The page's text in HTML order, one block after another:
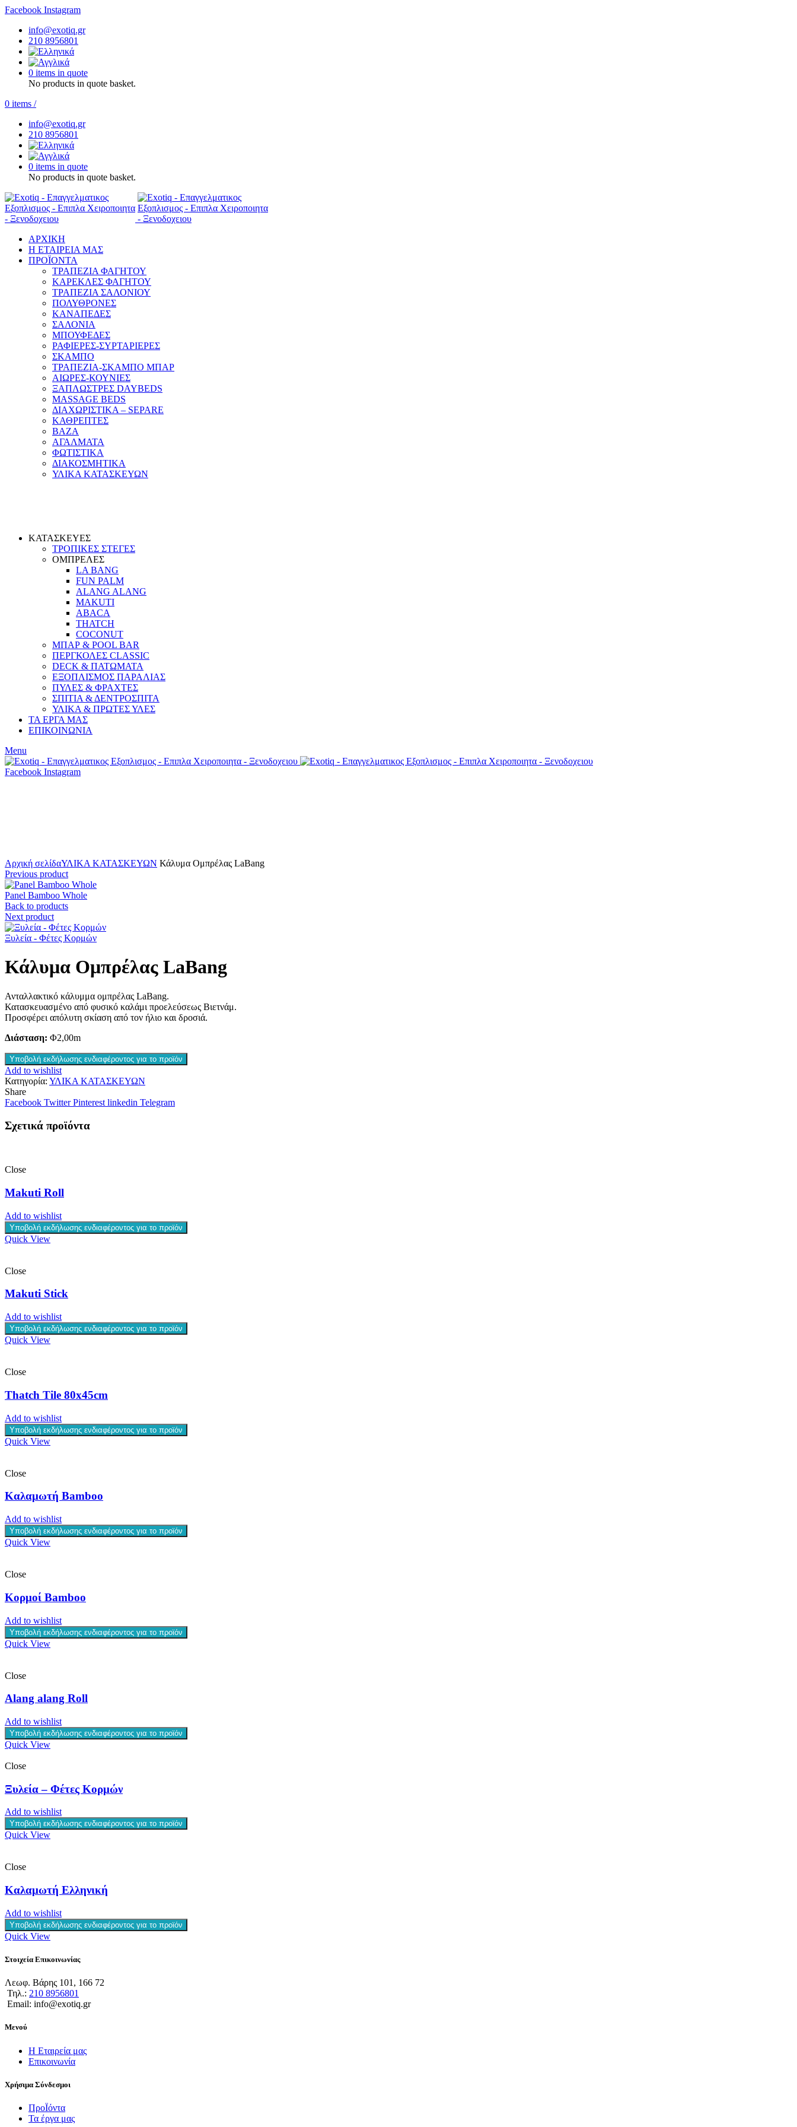
Facebook Instagram
info@exotiq.gr
210 8956801
0 items in quote
No products in quote basket.
0 items /
info@exotiq.gr
210 8956801
0 items in quote
No products in quote basket.
ΑΡΧΙΚΗ
Η ΕΤΑΙΡΕΙΑ ΜΑΣ
ΠΡΟΪΟΝΤΑ
ΤΡΑΠΕΖΙΑ ΦΑΓΗΤΟΥ
ΚΑΡΕΚΛΕΣ ΦΑΓΗΤΟΥ
ΤΡΑΠΕΖΙΑ ΣΑΛΟΝΙΟΥ
ΠΟΛΥΘΡΟΝΕΣ
ΚΑΝΑΠΕΔΕΣ
ΣΑΛΟΝΙΑ
ΜΠΟΥΦΕΔΕΣ
ΡΑΦΙΕΡΕΣ-ΣΥΡΤΑΡΙΕΡΕΣ
ΣΚΑΜΠΟ
ΤΡΑΠΕΖΙΑ-ΣΚΑΜΠΟ ΜΠΑΡ
ΑΙΩΡΕΣ-ΚΟΥΝΙΕΣ
ΞΑΠΛΩΣΤΡΕΣ DAYBEDS
MASSAGE BEDS
ΔΙΑΧΩΡΙΣΤΙΚΑ – SEPARE
ΚΑΘΡΕΠΤΕΣ
ΒΑΖΑ
ΑΓΑΛΜΑΤΑ
ΦΩΤΙΣΤΙΚΑ
ΔΙΑΚΟΣΜΗΤΙΚΑ
ΥΛΙΚΑ ΚΑΤΑΣΚΕΥΩΝ
ΚΑΤΑΣΚΕΥΕΣ
ΤΡΟΠΙΚΕΣ ΣΤΕΓΕΣ
ΟΜΠΡΕΛΕΣ
LA BANG
FUN PALM
ALANG ALANG
MAKUTI
ABACA
THATCH
COCONUT
ΜΠΑΡ & POOL BAR
ΠΕΡΓΚΟΛΕΣ CLASSIC
DECK & ΠΑΤΩΜΑΤΑ
ΕΞΟΠΛΙΣΜΟΣ ΠΑΡΑΛΙΑΣ
ΠΥΛΕΣ & ΦΡΑΧΤΕΣ
ΣΠΙΤΙΑ & ΔΕΝΤΡΟΣΠΙΤΑ
ΥΛΙΚΑ & ΠΡΩΤΕΣ ΥΛΕΣ
ΤΑ ΕΡΓΑ ΜΑΣ
ΕΠΙΚΟΙΝΩΝΙΑ
Menu
Facebook Instagram
Αρχική σελίδαΥΛΙΚΑ ΚΑΤΑΣΚΕΥΩΝ Κάλυμα Ομπρέλας LaBang
Previous product
Panel Bamboo Whole
Back to products
Next product
Ξυλεία - Φέτες Κορμών
Κάλυμα Ομπρέλας LaBang
Ανταλλακτικό κάλυμμα ομπρέλας LaBang.
Κατασκευασμένο από φυσικό καλάμι προελεύσεως Βιετνάμ.
Προσφέρει απόλυτη σκίαση από τον ήλιο και δροσιά.
Διάσταση: Φ2,00m
Υποβολή εκδήλωσης ενδιαφέροντος για το προϊόν
Add to wishlist
Κατηγορία: ΥΛΙΚΑ ΚΑΤΑΣΚΕΥΩΝ
Share
Facebook Twitter Pinterest linkedin Telegram
Σχετικά προϊόντα
Close
Makuti Roll
Add to wishlist
Υποβολή εκδήλωσης ενδιαφέροντος για το προϊόν
Quick View
Close
Makuti Stick
Add to wishlist
Υποβολή εκδήλωσης ενδιαφέροντος για το προϊόν
Quick View
Close
Thatch Tile 80x45cm
Add to wishlist
Υποβολή εκδήλωσης ενδιαφέροντος για το προϊόν
Quick View
Close
Καλαμωτή Bamboo
Add to wishlist
Υποβολή εκδήλωσης ενδιαφέροντος για το προϊόν
Quick View
Close
Κορμοί Bamboo
Add to wishlist
Υποβολή εκδήλωσης ενδιαφέροντος για το προϊόν
Quick View
Close
Alang alang Roll
Add to wishlist
Υποβολή εκδήλωσης ενδιαφέροντος για το προϊόν
Quick View
Close
Ξυλεία – Φέτες Κορμών
Add to wishlist
Υποβολή εκδήλωσης ενδιαφέροντος για το προϊόν
Quick View
Close
Καλαμωτή Ελληνική
Add to wishlist
Υποβολή εκδήλωσης ενδιαφέροντος για το προϊόν
Quick View
Στοιχεία Επικοινωνίας
Λεωφ. Βάρης 101, 166 72
Τηλ.: 210 8956801
Email: info@exotiq.gr
Μενού
Η Εταιρεία μας
Επικοινωνία
Χρήσιμα Σύνδεσμοι
ΠροΪόντα
Τα έργα μας